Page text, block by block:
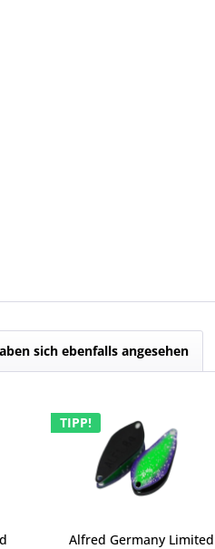
sich ebenfalls angesehen
TIPP!
Alfred Germany Limited